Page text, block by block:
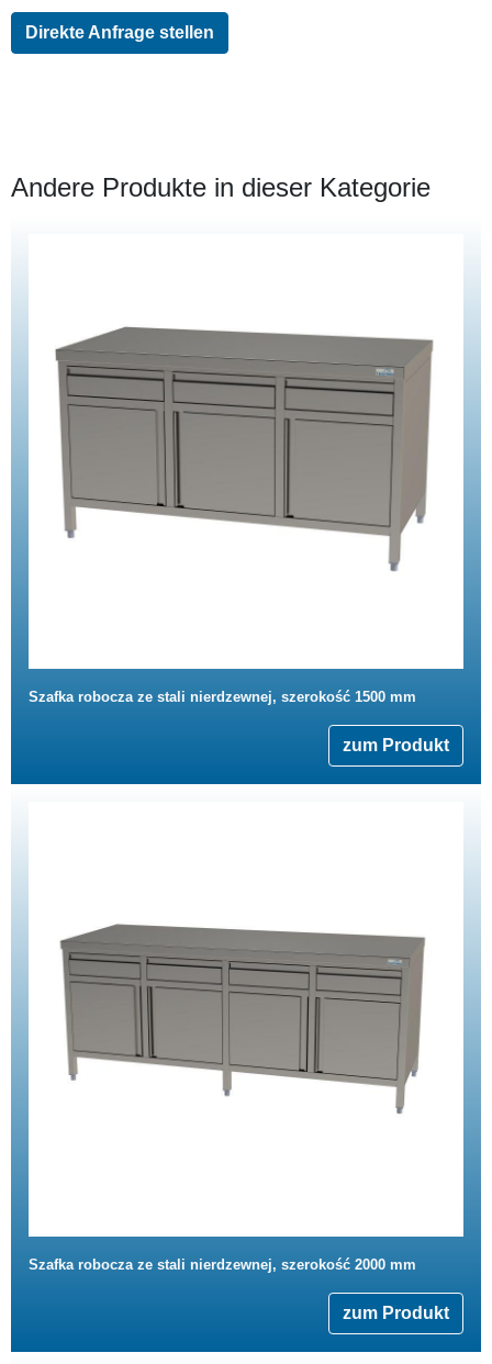
Direkte Anfrage stellen
Andere Produkte in dieser Kategorie
Szafka robocza ze stali nierdzewnej, szerokość 1500 mm
zum Produkt
Szafka robocza ze stali nierdzewnej, szerokość 2000 mm
zum Produkt